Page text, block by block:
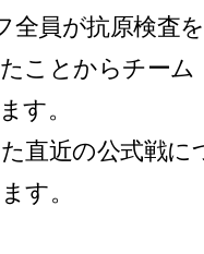
全員が抗原検査を
ことからチーム
す。
直近の公式戦に
す。